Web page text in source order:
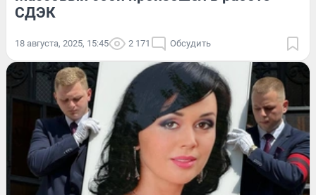
СДЭК
18 августа, 2025, 15:45 2 171 Обсудить